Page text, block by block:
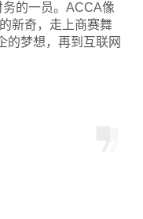
的一员。ACCA像
新奇，走上商赛舞
的梦想，再到互联网